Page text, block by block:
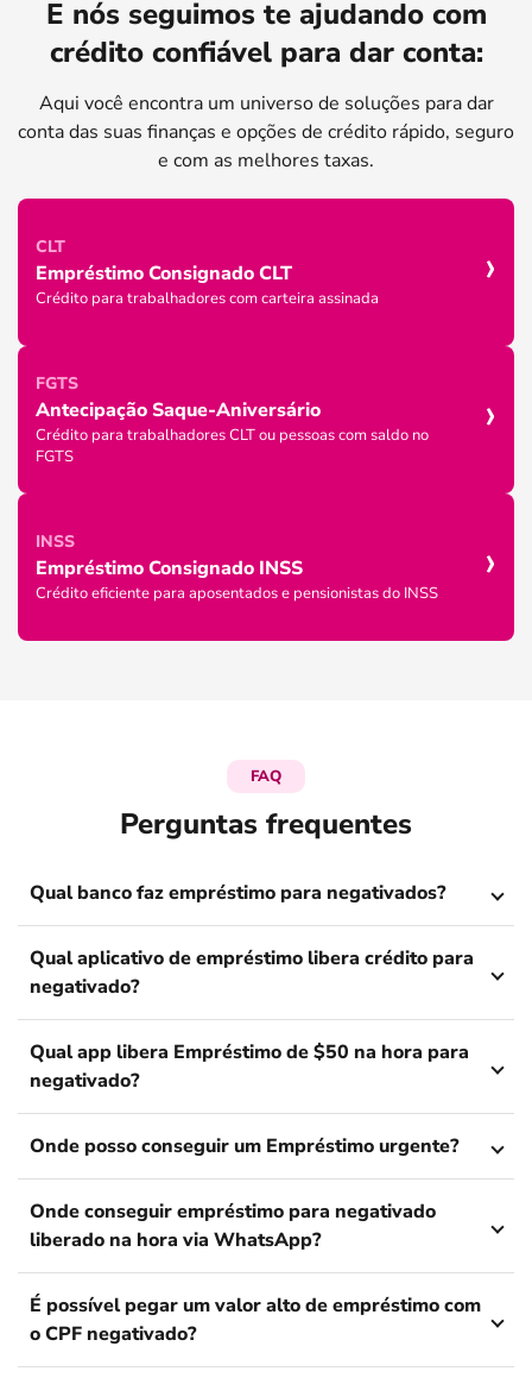
E nós seguimos te ajudando com
crédito confiável para dar conta:
Aqui você encontra um universo de soluções para dar
conta das suas finanças e opções de crédito rápido, seguro
e com as melhores taxas.
CLT
Empréstimo Consignado CLT
Crédito para trabalhadores com carteira assinada ›
FGTS
Antecipação Saque-Aniversário
Crédito para trabalhadores CLT ou pessoas com saldo no
FGTS
›
INSS
Empréstimo Consignado INSS
Crédito eficiente para aposentados e pensionistas do INSS ›
FAQ
Perguntas frequentes
Qual banco faz empréstimo para negativados?
Qual aplicativo de empréstimo libera crédito para
negativado?
Qual app libera Empréstimo de $50 na hora para
negativado?
Onde posso conseguir um Empréstimo urgente?
Onde conseguir empréstimo para negativado
liberado na hora via WhatsApp?
É possível pegar um valor alto de empréstimo com
o CPF negativado?